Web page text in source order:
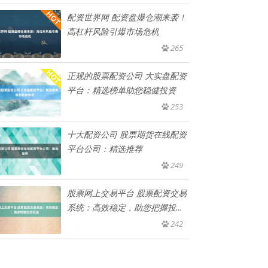
配资世界网 配资盘爆仓潮来袭！
高杠杆风险引爆市场危机
265
正规的股票配资公司 大实盘配资
平台：精选榜单助您稳健投资
253
十大配资公司 股票期货在线配资
平台公司：精选推荐
249
股票网上交易平台 股票配资交易
系统：高效稳定，助您把握投资
242